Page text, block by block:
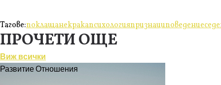
Тагове:поклащанекракапсихологияпризнациповедение
ПРОЧЕТИ ОЩЕ
Виж всички
РазвитиеОтношения